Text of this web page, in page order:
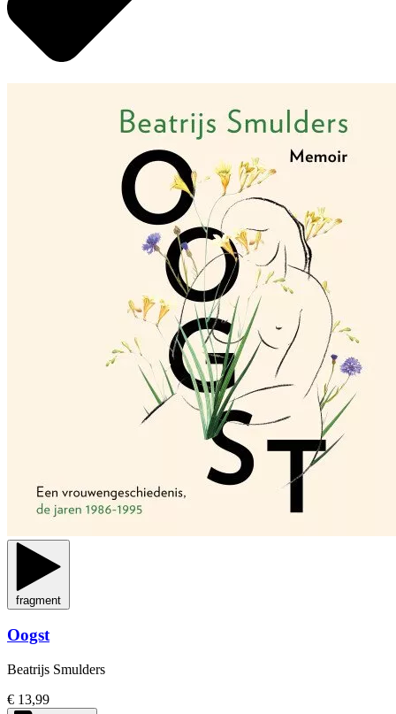
fragment
Oogst
Beatrijs Smulders
€ 13,99